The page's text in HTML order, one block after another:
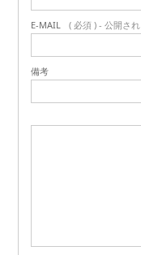
E-MAIL ( 必須 ) - 公開さ
備考